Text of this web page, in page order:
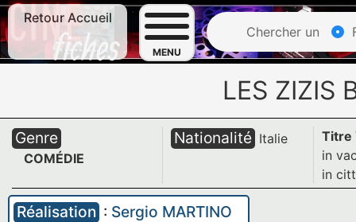
Retour Accueil
MENU
Chercher un
LES ZIZIS
Genre
COMÉDIE
Nationalité Italie
Titre
in
in
Réalisation : Sergio MARTINO